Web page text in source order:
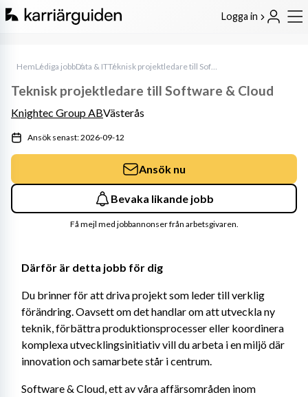
Logga in
HemLediga jobbData & IT Teknisk projektledare till Software & Cloud
Därför är detta jobb för dig
Du brinner för att driva projekt som leder till verklig
förändring. Oavsett om det handlar om att utveckla ny
teknik, förbättra produktionsprocesser eller koordinera
komplexa utvecklingsinitiativ vill du arbeta i en miljö där
innovation och samarbete står i centrum.
Software & Cloud, ett av våra affärsområden inom
Teknisk projektledare till Software & Cloud
Knightec Group ABVästerås
Ansök senast: 2026-09-12
Ansök nu
Bevaka likande jobb
Få mejl med jobbannonser från arbetsgivaren.